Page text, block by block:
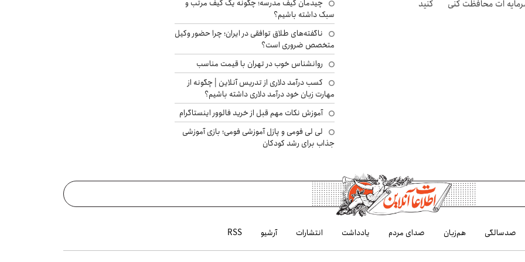
ات محافظت کنی
کنید
چیدمان کیف مدرسه؛ چگونه یک کیف مرتب و
سبک داشته باشیم؟
ناگفته‌های طلاق توافقی در ایران؛ چرا حضور وکیل
متخصص ضروری است؟
روانشناس خوب در تهران با قیمت مناسب
کسب درآمد دلاری از تدریس آنلاین | چگونه از
مهارت زبان خود درآمد دلاری داشته باشیم؟
آموزش نکات مهم قبل از خرید فالوور اینستاگرام
لی لی فومی و پازل آموزشی فومی؛ بازی آموزشی
جذاب برای رشد کودکان
صدسالگی هم‌زبان صدای مردم یادداشت انتشارات آرشیو RSS